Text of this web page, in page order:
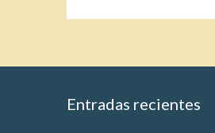
Entradas recientes